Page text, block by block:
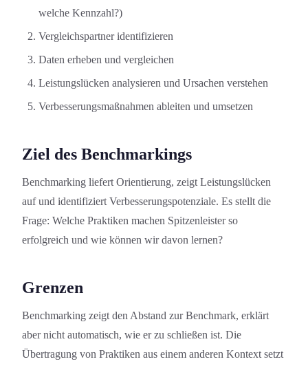
welche Kennzahl?)
Vergleichspartner identifizieren
Daten erheben und vergleichen
Leistungslücken analysieren und Ursachen verstehen
Verbesserungsmaßnahmen ableiten und umsetzen
Ziel des Benchmarkings
Benchmarking liefert Orientierung, zeigt Leistungs­lücken
auf und identifiziert Verbesserungs­potenziale. Es stellt die
Frage: Welche Praktiken machen Spitzenleister so
erfolgreich und wie können wir davon lernen?
Grenzen
Benchmarking zeigt den Abstand zur Benchmark, erklärt
aber nicht automatisch, wie er zu schließen ist. Die
Übertragung von Praktiken aus einem anderen Kontext setzt